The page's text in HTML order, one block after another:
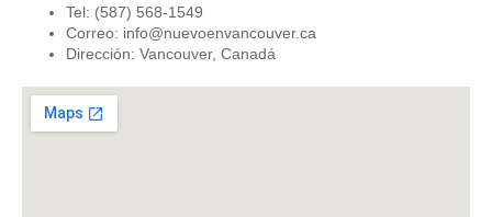
Tel: (587) 568-1549
Correo: info@nuevoenvancouver.ca
Dirección: Vancouver, Canadá